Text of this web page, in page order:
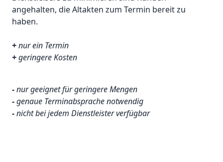
angehalten, die Altakten zum Termin bereit zu
haben.
+nur ein Termin
+geringere Kosten
-nur geeignet für geringere Mengen
-genaue Terminabsprache notwendig
-nicht bei jedem Dienstleister verfügbar